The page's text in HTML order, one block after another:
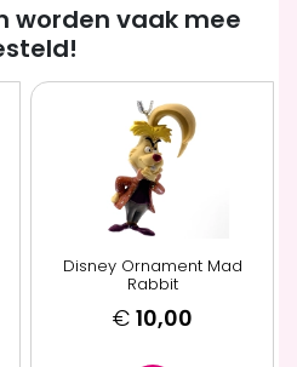
worden vaak mee
Disney Ornament Mad
Rabbit
€ 10,00